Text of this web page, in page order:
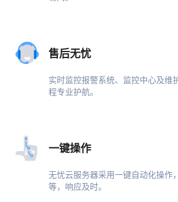
售后无忧
实时监控报警系统、监控中心及维
程专业护航。
一键操作
无忧云服务器采用一键自动化操作
等，响应及时。